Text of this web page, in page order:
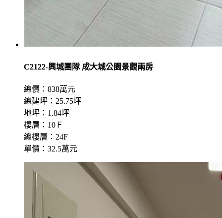
C2122-興城團隊 成大城公園景觀兩房
總價：838萬元
總建坪：25.75坪
地坪：1.84坪
樓層：10Ｆ
總樓層：24F
單價：32.5萬元